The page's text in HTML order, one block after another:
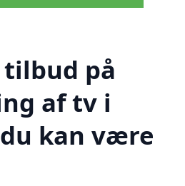
tilbud på
af tv i
kan være